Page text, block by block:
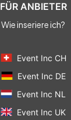
FÜR ANBIETER
Wie inseriere ich?
Event Inc CH
Event Inc DE
Event Inc NL
Event Inc UK